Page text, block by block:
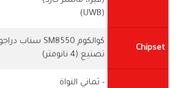
(UWB)
Chipset
تصنيع (4 نانومتر)
- ثماني النواة